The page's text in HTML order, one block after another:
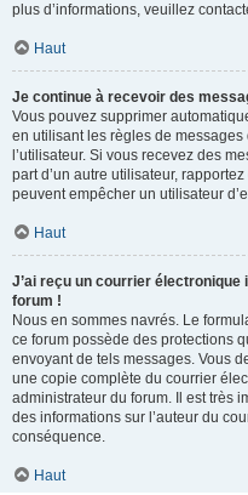
plus d’informations, veuillez
Haut
Je continue à recevoir des
Vous pouvez supprimer
en utilisant les règles de
l’utilisateur. Si vous recevez des
part d’un autre utilisateur,
peuvent empêcher un utilisateur
Haut
J’ai reçu un courrier électronique
forum !
Nous en sommes navrés. Le
ce forum possède des protections
envoyant de tels messages. Vous
une copie complète du courrier
administrateur du forum. Il est très
des informations sur l’auteur du
conséquence.
Haut